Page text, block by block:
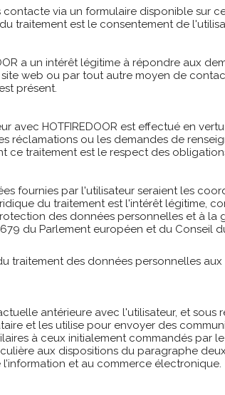
contacte via un formulaire disponible sur
traitement est le consentement de
a un intérêt légitime à répondre aux
web ou par tout autre moyen de
présent.
avec HOTFIREDOOR est effectué en
réclamations ou les demandes de
ce traitement est le respect des
fournies par l'utilisateur seraient les
du traitement est l'intérêt légitime,
des données personnelles et à la
du Parlement européen et du Conseil
traitement des données personnelles
antérieure avec l'utilisateur, et sous
et les utilise pour envoyer des
à ceux initialement commandés par
aux dispositions du paragraphe
et au commerce électronique.